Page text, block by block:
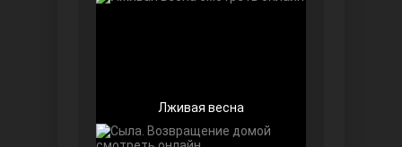
Лживая весна